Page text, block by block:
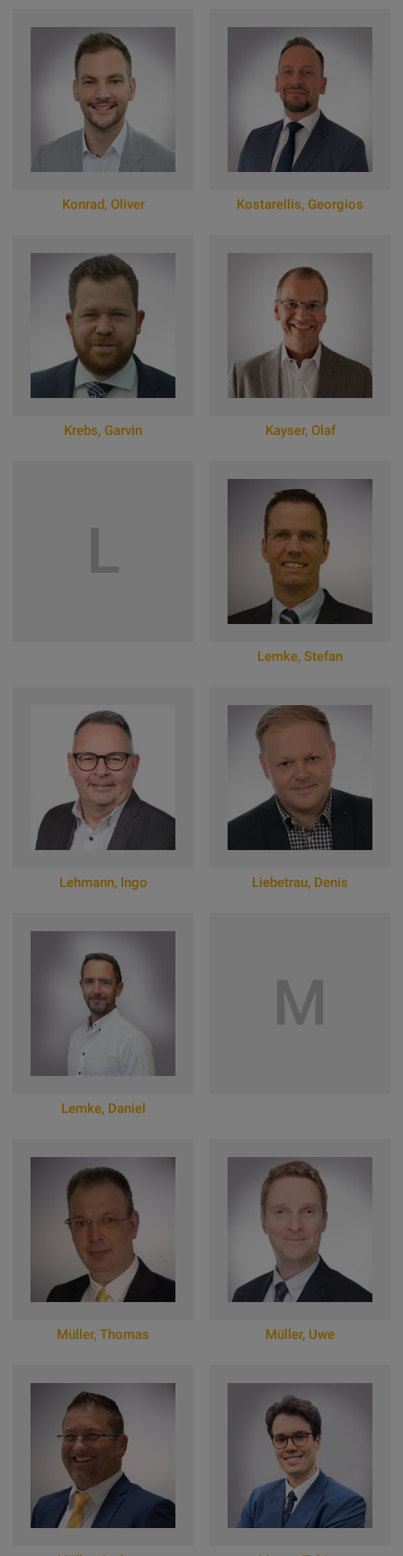
Zum Online-Profil Zum Online-Profil
Zum Online-Profil
Konrad, Oliver
Zum Online-Profil
Kostarellis, Georgios
Krebs, Garvin
Zum Online-Profil
Kayser, Olaf
L
Zum Online-Profil
Lemke, Stefan
Zum Online-Profil
Lehmann, Ingo Liebetrau, Denis
Zum Online-Profil
Lemke, Daniel
M
Zum Online-Profil
Müller, Thomas
Zum Online-Profil
Müller, Uwe